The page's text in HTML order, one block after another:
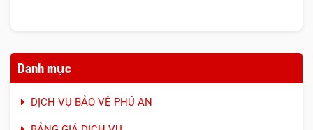
Danh mục
DỊCH VỤ BẢO VỆ PHÚ AN